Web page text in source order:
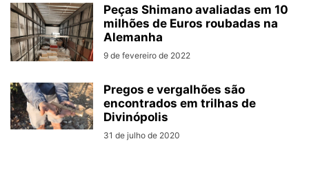
Peças Shimano avaliadas em 10
milhões de Euros roubadas na
Alemanha
9 de fevereiro de 2022
Pregos e vergalhões são
encontrados em trilhas de
Divinópolis
31 de julho de 2020